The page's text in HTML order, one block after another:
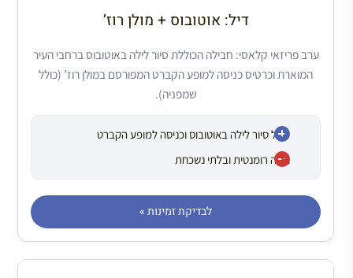
דיל: אוטובוס + מולן רוז’
כולל סיור לילה באוטובוס וכניסה למופע הקברט
חוויה רומנטית ובלתי נשכחת
ערב פריזאי קלאסי: חבילה הכוללת סיור לילה באוטובוס ברחבי העיר
המוארת וכרטיס כניסה למופע הקברט המפורסם במולן רוז’ (כולל
שמפניה).
לבדיקת זמינות »